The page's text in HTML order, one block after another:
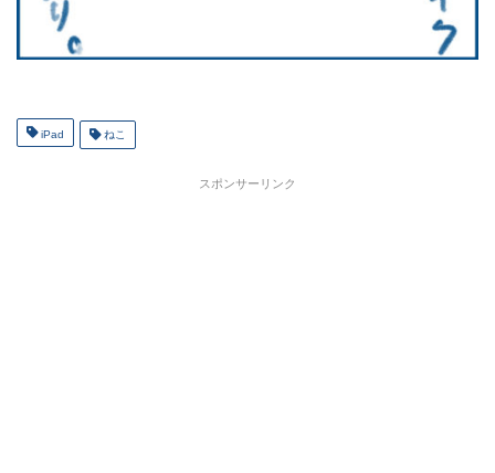
iPad ねこ
スポンサーリンク